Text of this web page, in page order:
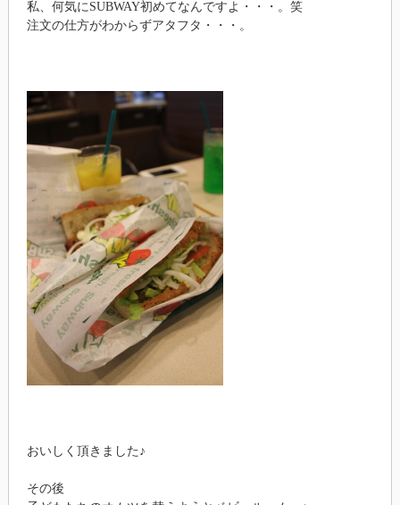
私、何気にSUBWAY初めてなんですよ・・・。笑
注文の仕方がわからずアタフタ・・・。
おいしく頂きました♪
その後